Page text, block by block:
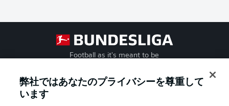
Football as it's meant to be
弊社ではあなたのプライバシーを尊重して
います